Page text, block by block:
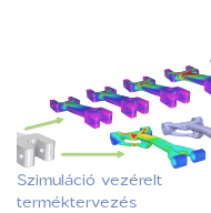
Szimuláció vezérelt
terméktervezés